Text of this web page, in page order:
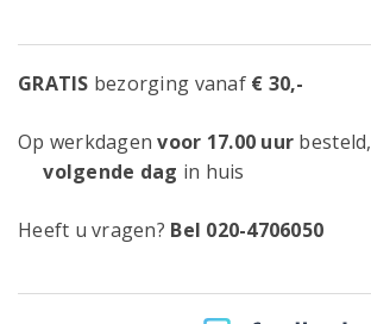
GRATIS bezorging vanaf € 30,-
Op werkdagenvoor 17.00 uur besteld,
volgende dag in huis
Heeft u vragen? Bel 020-4706050